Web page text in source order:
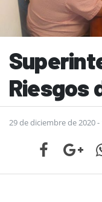
Riesgos
29 de diciembre de 2020 -